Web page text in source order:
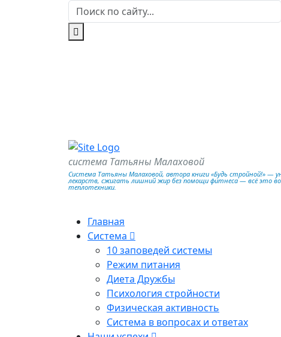
система Татьяны Малаховой
Система Татьяны Малаховой, автора книги «Будь стройной!» —
лекарств, сжигать лишний жир без помощи фитнеса — всё это
теплотехники.
Главная
Система
10 заповедей системы
Режим питания
Диета Дружбы
Психология стройности
Физическая активность
Система в вопросах и ответах